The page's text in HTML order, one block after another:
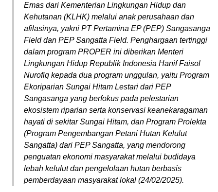
Emas dari Kementerian Lingkungan Hidup dan
Kehutanan (KLHK) melalui anak perusahaan dan
afilasinya, yakni PT Pertamina EP (PEP) Sangasanga
Field dan PEP Sangatta Field. Penghargaan tertinggi
dalam program PROPER ini diberikan Menteri
Lingkungan Hidup Republik Indonesia Hanif Faisol
Nurofiq kepada dua program unggulan, yaitu Program
Ekoriparian Sungai Hitam Lestari dari PEP
Sangasanga yang berfokus pada pelestarian
ekosistem riparian serta konservasi keanekaragaman
hayati di sekitar Sungai Hitam, dan Program Prolekta
(Program Pengembangan Petani Hutan Kelulut
Sangatta) dari PEP Sangatta, yang mendorong
penguatan ekonomi masyarakat melalui budidaya
lebah kelulut dan pengelolaan hutan berbasis
pemberdayaan masyarakat lokal (24/02/2025).